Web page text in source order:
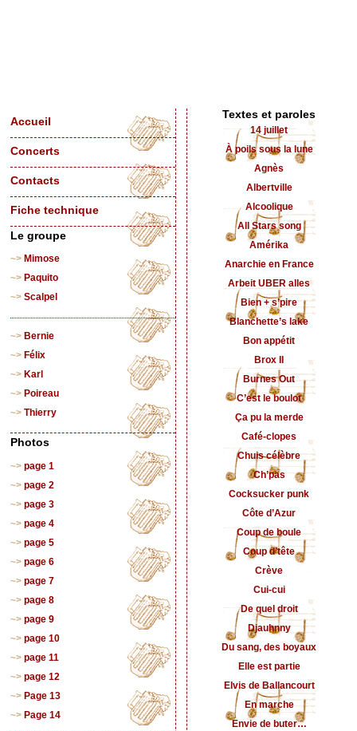
Accueil
Concerts
Contacts
Fiche technique
Le groupe
Mimose
Paquito
Scalpel
Bernie
Félix
Karl
Poireau
Thierry
Photos
page 1
page 2
page 3
page 4
page 5
page 6
page 7
page 8
page 9
page 10
page 11
page 12
Page 13
Page 14
Textes et paroles
14 juillet
À poils sous la lune
Agnès
Albertville
Alcoolique
All Stars song
Amérika
Anarchie en France
Arbeit UBER alles
Bien + s’pire
Blanchette’s lake
Bon appétit
Brox II
Burnes Out
C’est le boulot
Ça pu la merde
Café-clopes
Chuis célèbre
Ch’pas
Cocksucker punk
Côte d’Azur
Coup de boule
Coup d’tête
Crève
Cui-cui
De quel droit
Djauhnny
Du sang, des boyaux
Elle est partie
Elvis de Ballancourt
En marche
Envie de buter…